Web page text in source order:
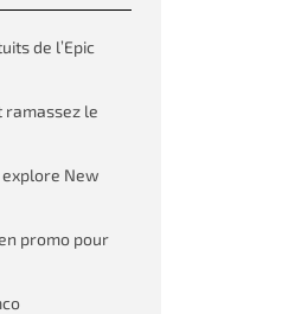
de l’Epic
ramassez le
explore New
promo pour